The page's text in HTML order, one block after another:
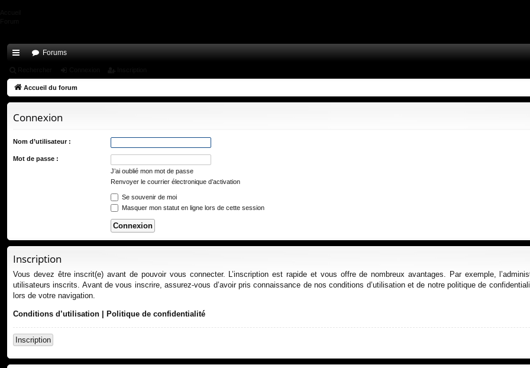
co
ci
s
Forums
Accueil du forum
Connexion
Nom d’utilisateur :
Mot de passe :
J’ai oublié mon mot de passe
Renvoyer le courrier électronique d’activation
Se souvenir de moi
Masquer mon statut en ligne lors de cette session
Inscription
Vous devez être inscrit(e) avant de pouvoir vous connecter. L’inscription est rapide et vous offre de nombreux avantages. Par exemple,
utilisateurs inscrits. Avant de vous inscrire, assurez-vous d’avoir pris connaissance de nos conditions d’utilisation et de notre politique de
lors de votre navigation.
Conditions d’utilisation | Politique de confidentialité
Inscription